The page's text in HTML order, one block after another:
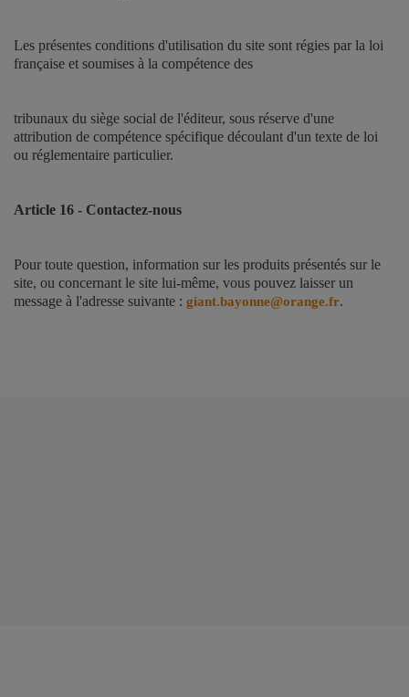
Les présentes conditions d'utilisation du site sont régies par la loi
française et soumises à la compétence des
tribunaux du siège social de l'éditeur, sous réserve d'une
attribution de compétence spécifique découlant d'un texte de loi
ou réglementaire particulier.
Article 16 - Contactez-nous
Pour toute question, information sur les produits présentés sur le
site, ou concernant le site lui-même, vous pouvez laisser un
message à l'adresse suivante : giant.bayonne@orange.fr.